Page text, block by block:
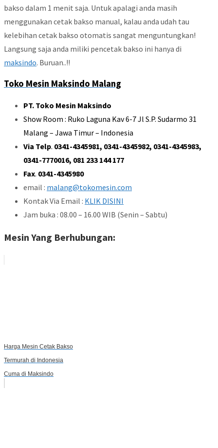
bakso dalam 1 menit saja. Untuk apalagi anda masih
menggunakan cetak bakso manual, kalau anda udah tau
kelebihan cetak bakso otomatis sangat menguntungkan!
Langsung saja anda miliki pencetak bakso ini hanya di
maksindo. Buruan..!!
Toko Mesin Maksindo Malang
PT. Toko Mesin Maksindo
Show Room : Ruko Laguna Kav 6-7 Jl S.P. Sudarmo 31
Malang – Jawa Timur – Indonesia
Via Telp. 0341-4345981, 0341-4345982, 0341-4345983,
0341-7770016, 081 233 144 177
Fax. 0341-4345980
email : malang@tokomesin.com
Kontak Via Email : KLIK DISINI
Jam buka : 08.00 – 16.00 WIB (Senin – Sabtu)
Mesin Yang Berhubungan:
Harga Mesin Cetak Bakso
Termurah di Indonesia
Cuma di Maksindo